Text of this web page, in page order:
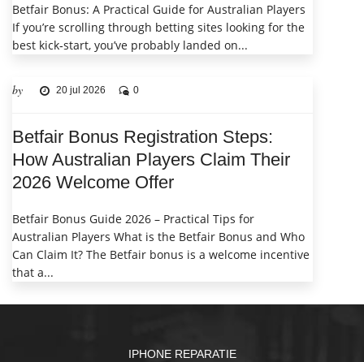
Betfair Bonus: A Practical Guide for Australian Players
If you’re scrolling through betting sites looking for the
best kick‑start, you’ve probably landed on...
by 20 jul 2026 0
Betfair Bonus Registration Steps:
How Australian Players Claim Their
2026 Welcome Offer
Betfair Bonus Guide 2026 – Practical Tips for
Australian Players What is the Betfair Bonus and Who
Can Claim It? The Betfair bonus is a welcome incentive
that a...
IPHONE REPARATIE